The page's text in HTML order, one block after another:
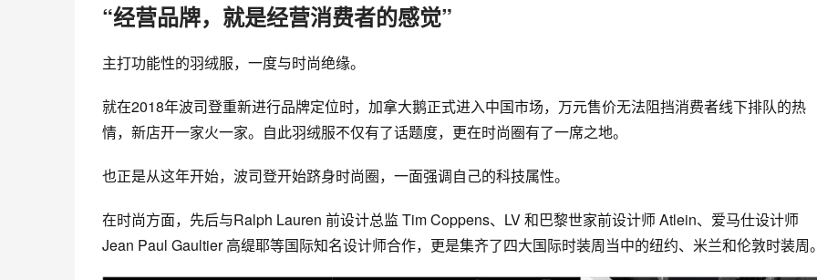
“经营品牌，就是经营消费者的感觉”
主打功能性的羽绒服，一度与时尚绝缘。
就在2018年波司登重新进行品牌定位时， 加拿大鹅正式进入中国市场，万元售价无法阻挡消费者线下排队的热
情，新店开一家火一家。自此羽绒服不仅有了话题度，更在时尚圈有了一席之地。
也正是从这年开始，波司登开始跻身时尚圈，一面强调自己的科技属性。
在时尚方面，先后与Ralph Lauren 前设计总监 Tim Coppens、 LV 和巴黎世家前设计师 Atlein、 爱马仕
Jean Paul Gaultier 高缇耶等国际知名设计师合作，更是集齐了四大国际时装周当中的纽约、 米兰和伦敦时装周。